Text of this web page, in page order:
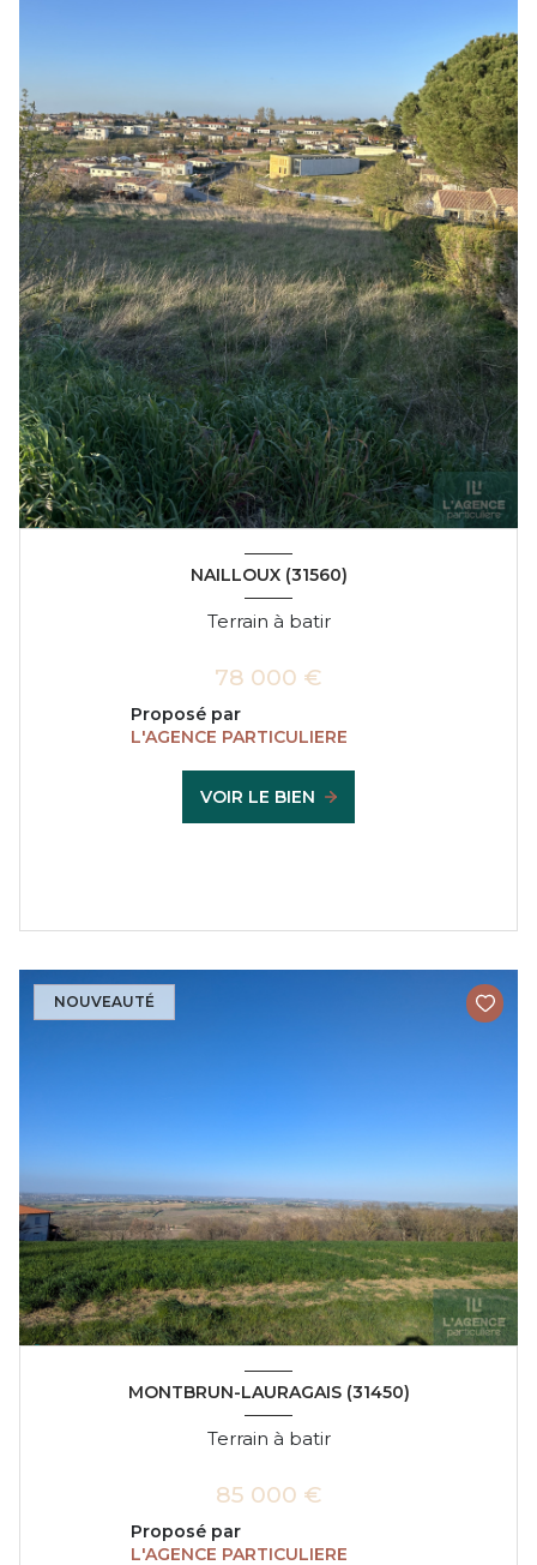
NAILLOUX (31560)
Terrain à batir
78 000 €
Proposé par
L'AGENCE PARTICULIERE
VOIR LE BIEN
NOUVEAUTÉ
MONTBRUN-LAURAGAIS (31450)
Terrain à batir
85 000 €
Proposé par
L'AGENCE PARTICULIERE